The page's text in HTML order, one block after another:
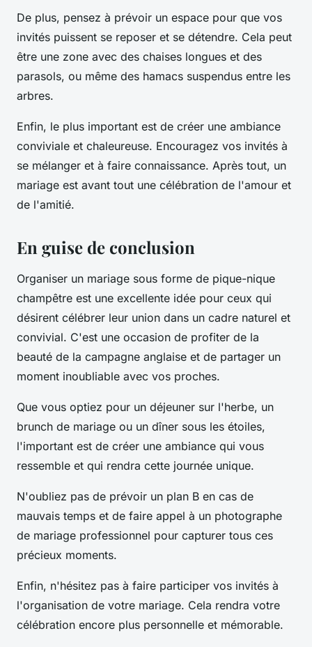
De plus, pensez à prévoir un espace pour que vos
invités puissent se reposer et se détendre. Cela peut
être une zone avec des chaises longues et des
parasols, ou même des hamacs suspendus entre les
arbres.
Enfin, le plus important est de créer une ambiance
conviviale et chaleureuse. Encouragez vos invités à
se mélanger et à faire connaissance. Après tout, un
mariage est avant tout une célébration de l'amour et
de l'amitié.
En guise de conclusion
Organiser un mariage sous forme de pique-nique
champêtre est une excellente idée pour ceux qui
désirent célébrer leur union dans un cadre naturel et
convivial. C'est une occasion de profiter de la
beauté de la campagne anglaise et de partager un
moment inoubliable avec vos proches.
Que vous optiez pour un déjeuner sur l'herbe, un
brunch de mariage ou un dîner sous les étoiles,
l'important est de créer une ambiance qui vous
ressemble et qui rendra cette journée unique.
N'oubliez pas de prévoir un plan B en cas de
mauvais temps et de faire appel à un photographe
de mariage professionnel pour capturer tous ces
précieux moments.
Enfin, n'hésitez pas à faire participer vos invités à
l'organisation de votre mariage. Cela rendra votre
célébration encore plus personnelle et mémorable.